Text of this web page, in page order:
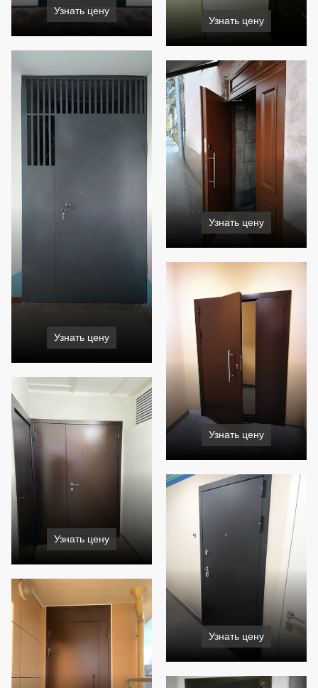
Узнать цену
Узнать цену
Узнать цену
Узнать цену
Узнать цену
Узнать цену
Узнать цену